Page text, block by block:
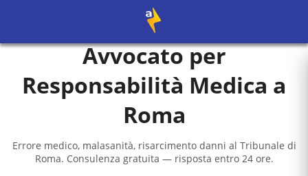
Avvocato per
Responsabilità Medica a
Roma
Errore medico, malasanità, risarcimento danni al Tribunale di
Roma. Consulenza gratuita — risposta entro 24 ore.